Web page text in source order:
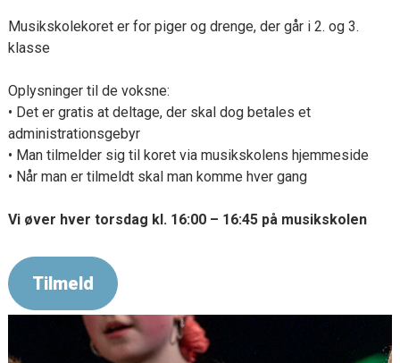
Musikskolekoret er for piger og drenge, der går i 2. og 3.
klasse
Oplysninger til de voksne:
• Det er gratis at deltage, der skal dog betales et
administrationsgebyr
• Man tilmelder sig til koret via musikskolens hjemmeside
• Når man er tilmeldt skal man komme hver gang
Vi øver hver torsdag kl. 16:00 – 16:45 på musikskolen
Tilmeld